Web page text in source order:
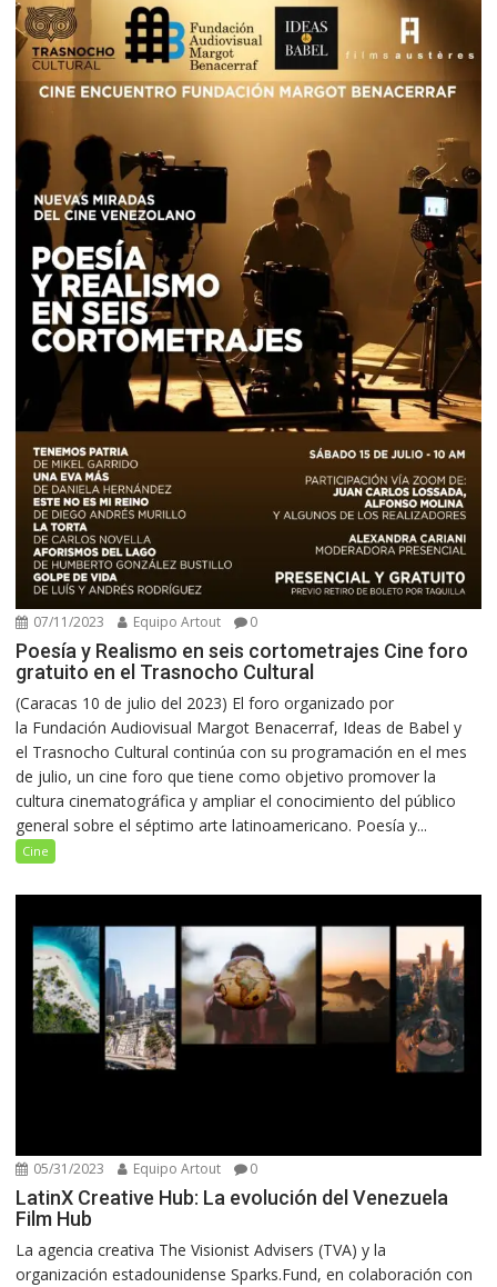
07/11/2023 Equipo Artout 0
Poesía y Realismo en seis cortometrajes Cine foro
gratuito en el Trasnocho Cultural
(Caracas 10 de julio del 2023) El foro organizado por
la Fundación Audiovisual Margot Benacerraf, Ideas de Babel y
el Trasnocho Cultural continúa con su programación en el mes
de julio, un cine foro que tiene como objetivo promover la
cultura cinematográfica y ampliar el conocimiento del público
general sobre el séptimo arte latinoamericano. Poesía y...
Cine
05/31/2023 Equipo Artout 0
LatinX Creative Hub: La evolución del Venezuela
Film Hub
La agencia creativa The Visionist Advisers (TVA) y la
organización estadounidense Sparks.Fund, en colaboración con